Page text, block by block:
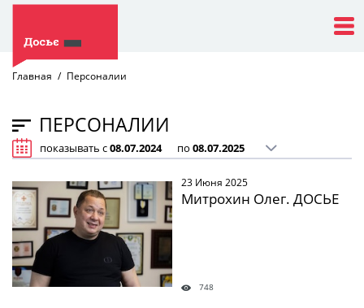
Главная Персоналии
ПЕРСОНАЛИИ
показывать с по
23 Июня 2025
Митрохин Олег. ДОСЬЕ
748